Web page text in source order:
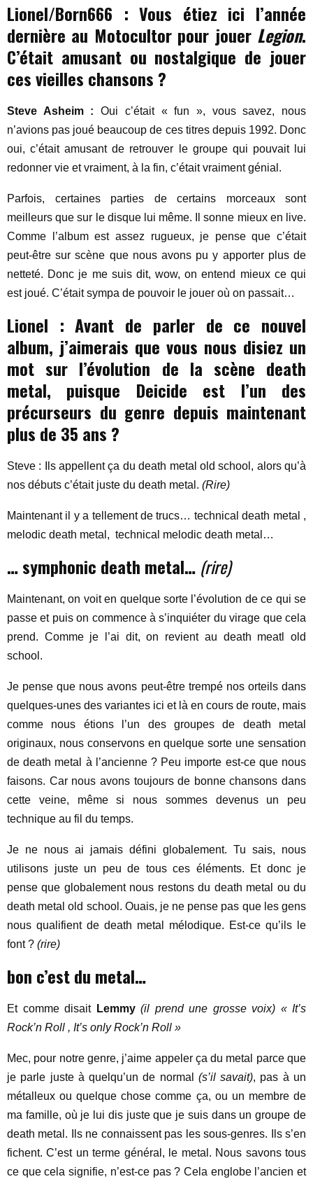
Lionel/Born666 : Vous étiez ici l’année
dernière au Motocultor pour jouer Legion.
C’était amusant ou nostalgique de jouer
ces vieilles chansons ?
Steve Asheim :Oui c’était « fun », vous savez, nous
n’avions pas joué beaucoup de ces titres depuis 1992. Donc
oui, c’était amusant de retrouver le groupe qui pouvait lui
redonner vie et vraiment, à la fin, c’était vraiment génial.
Parfois, certaines parties de certains morceaux sont
meilleurs que sur le disque lui même. Il sonne mieux en live.
Comme l’album est assez rugueux, je pense que c’était
peut-être sur scène que nous avons pu y apporter plus de
netteté. Donc je me suis dit, wow, on entend mieux ce qui
est joué. C’était sympa de pouvoir le jouer où on passait…
Lionel : Avant de parler de ce nouvel
album, j’aimerais que vous nous disiez un
mot sur l’évolution de la scène death
metal, puisque Deicide est l’un des
précurseurs du genre depuis maintenant
plus de 35 ans ?
Steve : Ils appellent ça du death metal old school, alors qu’à
nos débuts c’était juste du death metal. (Rire)
Maintenant il y a tellement de trucs… technical death metal ,
melodic death metal, technical melodic death metal…
… symphonic death metal… (rire)
Maintenant, on voit en quelque sorte l’évolution de ce qui se
passe et puis on commence à s’inquiéter du virage que cela
prend. Comme je l’ai dit, on revient au death meatl old
school.
Je pense que nous avons peut-être trempé nos orteils dans
quelques-unes des variantes ici et là en cours de route, mais
comme nous étions l’un des groupes de death metal
originaux, nous conservons en quelque sorte une sensation
de death metal à l’ancienne ? Peu importe est-ce que nous
faisons. Car nous avons toujours de bonne chansons dans
cette veine, même si nous sommes devenus un peu
technique au fil du temps.
Je ne nous ai jamais défini globalement. Tu sais, nous
utilisons juste un peu de tous ces éléments. Et donc je
pense que globalement nous restons du death metal ou du
death metal old school. Ouais, je ne pense pas que les gens
nous qualifient de death metal mélodique. Est-ce qu’ils le
font ? (rire)
bon c’est du metal…
Et comme disait Lemmy (il prend une grosse voix) « It’s
Rock’n Roll , It’s only Rock’n Roll »
Mec, pour notre genre, j’aime appeler ça du metal parce que
je parle juste à quelqu’un de normal (s’il savait), pas à un
métalleux ou quelque chose comme ça, ou un membre de
ma famille, où je lui dis juste que je suis dans un groupe de
death metal. Ils ne connaissent pas les sous-genres. Ils s’en
fichent. C’est un terme général, le metal. Nous savons tous
ce que cela signifie, n’est-ce pas ? Cela englobe l’ancien et